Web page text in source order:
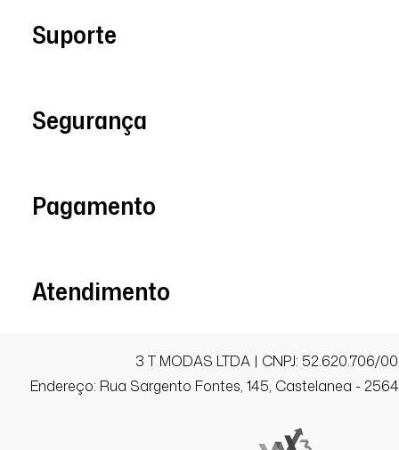
Márcia C.
20/09/2025 às 08h51
Comprador Verificado
Recife / PE
Vestido é exatamente como na foto,
eu me perdi no tamanho, deveria ter
Suporte
Segurança
Pagamento
Atendimento
3 T MODAS LTDA | CNPJ: 52.620.706/
Endereço: Rua Sargento Fontes, 145, Castelanea -